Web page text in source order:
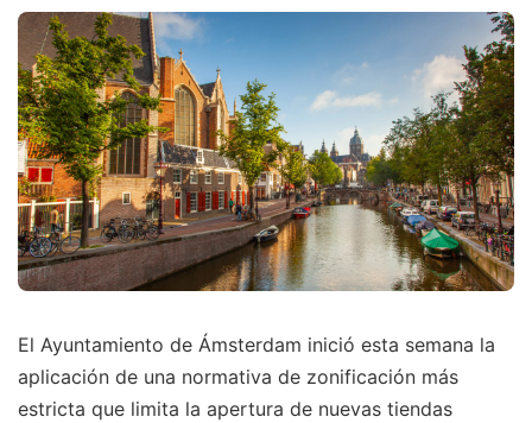
El Ayuntamiento de Ámsterdam inició esta semana la
aplicación de una normativa de zonificación más
estricta que limita la apertura de nuevas tiendas